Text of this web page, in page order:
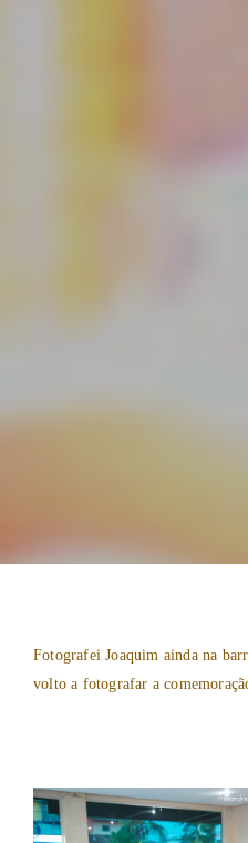
Fotografei Joaquim ainda na
volto a fotografar a